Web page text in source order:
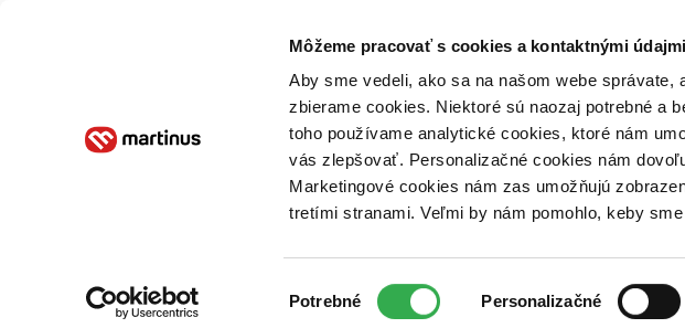
Môžeme pracovať s cookies a kontaktnými
Aby sme vedeli, ako sa na našom webe
zbierame cookies. Niektoré sú naozaj potrebné a
toho používame analytické cookies, ktoré nám
vás zlepšovať. Personalizačné cookies nám
Marketingové cookies nám zas umožňujú
tretími stranami. Veľmi by nám pomohlo, keby
súhlasu
Potrebné Personalizačné
Poukážky Kontakt